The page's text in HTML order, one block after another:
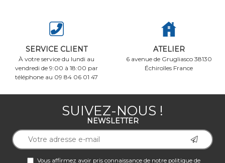
SERVICE CLIENT
À votre service du lundi au
vendredi de 9:00 à 18:00 par
téléphone au 09 84 06 01 47
ATELIER
6 avenue de Grugliasco 38130
Échirolles France
SUIVEZ-NOUS !
NEWSLETTER
Vous affirmez avoir pris connaissance de notre politique de